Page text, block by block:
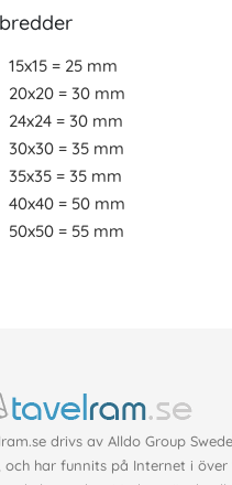
15x15 = 25 mm
20x20 = 30 mm
24x24 = 30 mm
30x30 = 35 mm
35x35 = 35 mm
40x40 = 50 mm
50x50 = 55 mm
drivs av Alldo Group
och har funnits på Internet i över